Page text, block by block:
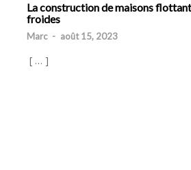
La construction de maisons
froides
Marc - août 15, 2023
[ … ]